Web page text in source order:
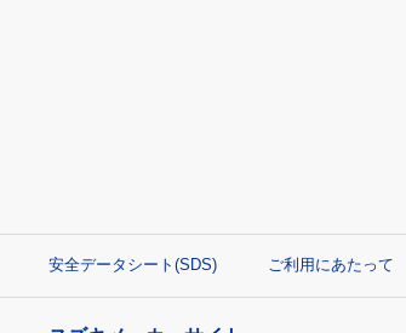
安全データシート(SDS) ご利用にあたって